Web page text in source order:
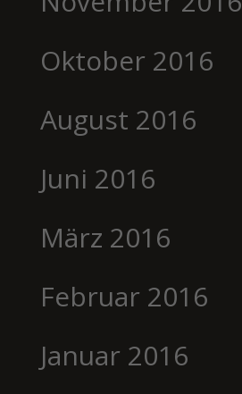
Oktober 2016
August 2016
Juni 2016
März 2016
Februar 2016
Januar 2016